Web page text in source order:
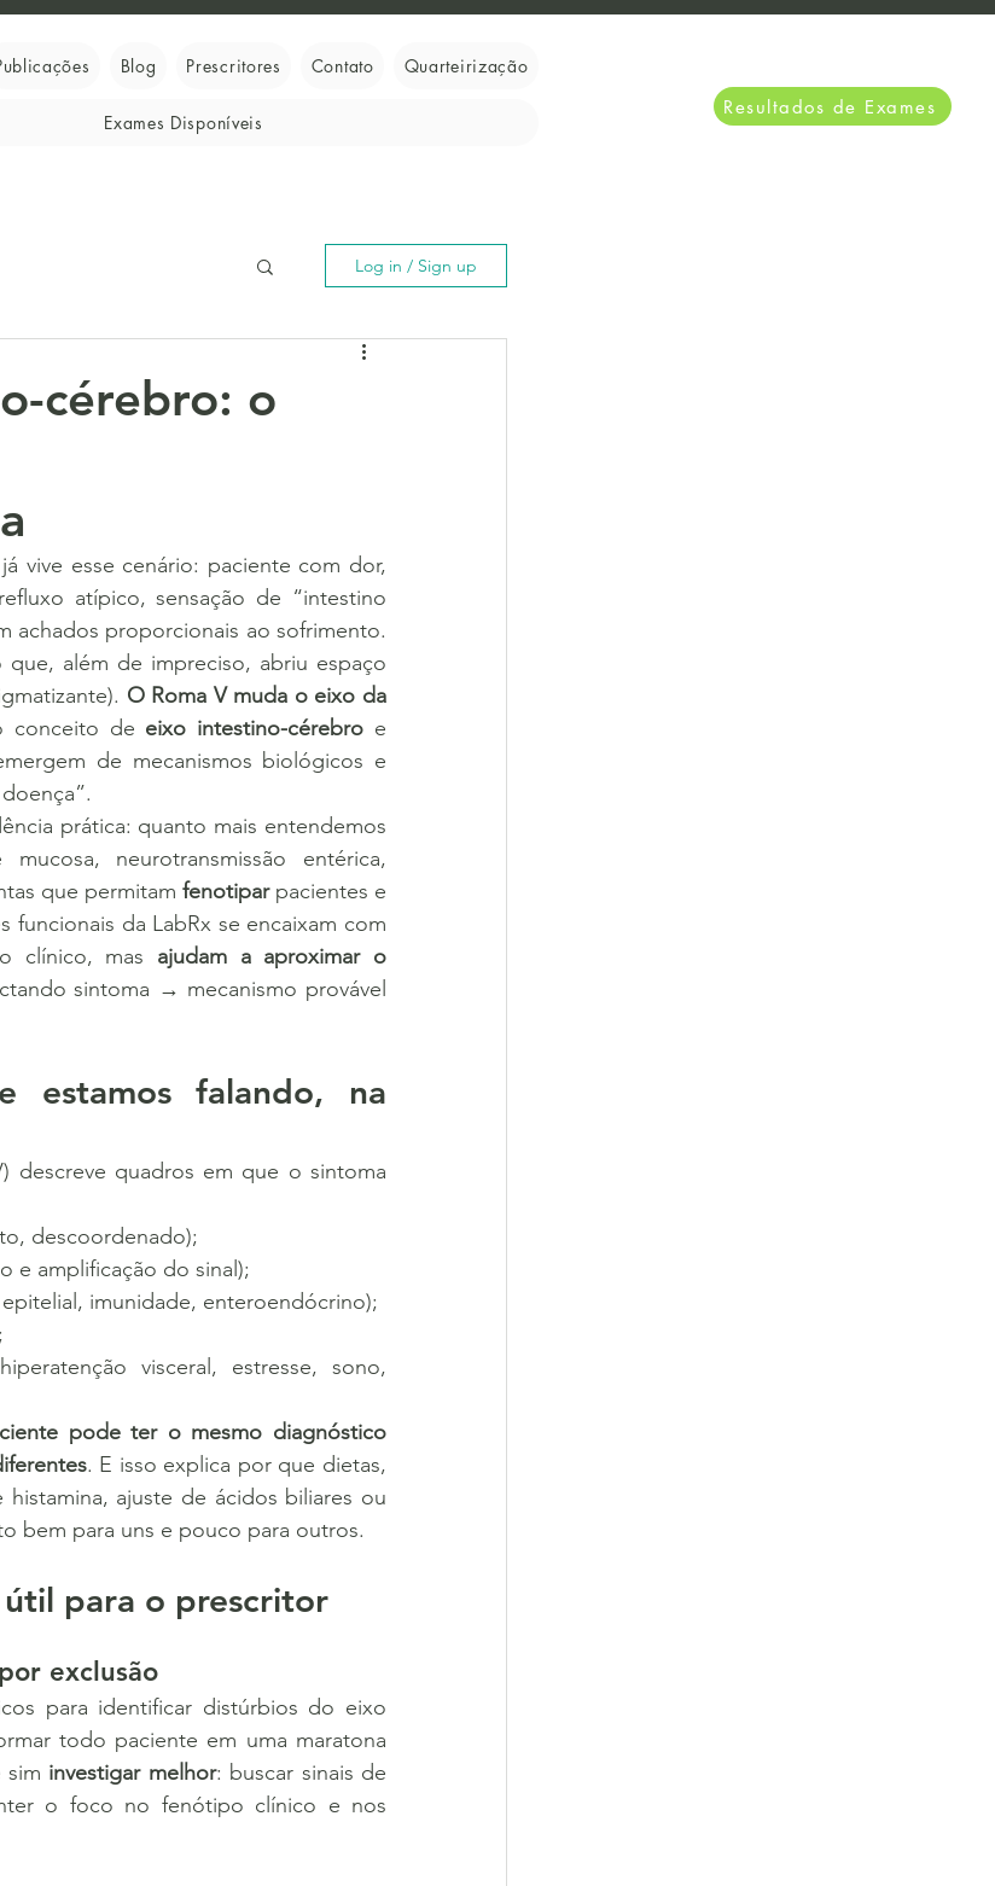
Blog Prescritores Contato Quarteirização
Exames Disponíveis
Resultados de Exames
Log in / Sign up
cérebro: o
atípico, sensação de “intestino
achados proporcionais ao sofrimento.
além de impreciso, abriu espaço
O Roma V muda o eixo da
conceito de eixo intestino-cérebro e
de mecanismos biológicos e
neurotransmissão entérica,
que permitam fenotipar pacientes e
funcionais da LabRx se encaixam com
clínico, mas ajudam a aproximar o
sintoma → mecanismo provável
estamos falando, na
descreve quadros em que o sintoma
descoordenado);
e amplificação do sinal);
epitelial, imunidade, enteroendócrino);
;
visceral, estresse, sono,
pode ter o mesmo diagnóstico
. E isso explica por que dietas,
ajuste de ácidos biliares ou
bem para uns e pouco para outros.
para o prescritor
exclusão
todo paciente em uma maratona
sim investigar melhor: buscar sinais de
o foco no fenótipo clínico e nos